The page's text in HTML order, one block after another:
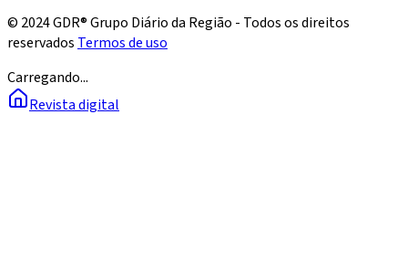
© 2024 GDR® Grupo Diário da Região - Todos os direitos
reservados Termos de uso
Carregando...
Revista digital